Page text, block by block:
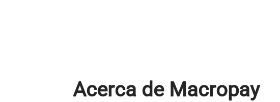
Acerca de Macropay